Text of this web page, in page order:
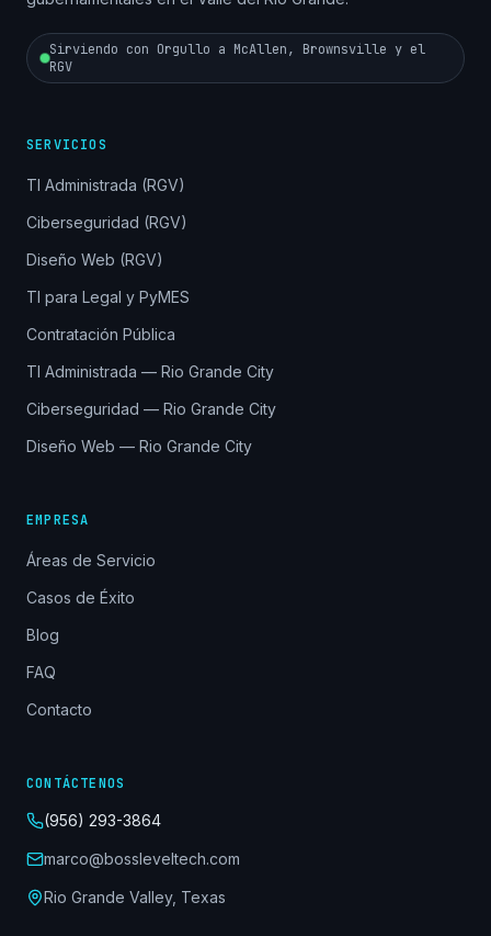
Sirviendo con Orgullo a McAllen, Brownsville y el
RGV
SERVICIOS
TI Administrada (RGV)
Ciberseguridad (RGV)
Diseño Web (RGV)
TI para Legal y PyMES
Contratación Pública
TI Administrada — Rio Grande City
Ciberseguridad — Rio Grande City
Diseño Web — Rio Grande City
EMPRESA
Áreas de Servicio
Casos de Éxito
Blog
FAQ
Contacto
CONTÁCTENOS
(956) 293-3864
marco@bossleveltech.com
Rio Grande Valley, Texas